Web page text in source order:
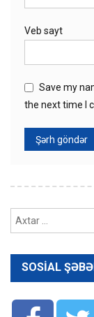
Veb sayt
Save my
the next time I
SOSIAL